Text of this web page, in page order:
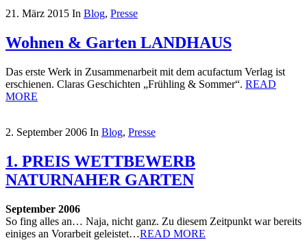
21. März 2015 In Blog, Presse
Wohnen & Garten LANDHAUS
Das erste Werk in Zusammenarbeit mit dem acufactum Verlag ist
erschienen. Claras Geschichten „Frühling & Sommer“. READ
MORE
2. September 2006 In Blog, Presse
1. PREIS WETTBEWERB
NATURNAHER GARTEN
September 2006
So fing alles an… Naja, nicht ganz. Zu diesem Zeitpunkt war bereits
einiges an Vorarbeit geleistet…READ MORE